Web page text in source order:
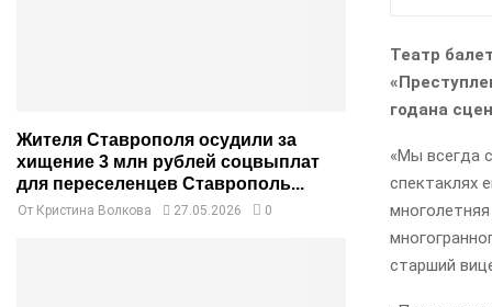
Театр
годана
«Мы всегда
спектаклях
старший
Жителя Ставрополя осудили за
хищение 3 млн рублей соцвыплат
для переселенцев Ставрополь...
От Кристина Волкова 27.05.2026 0